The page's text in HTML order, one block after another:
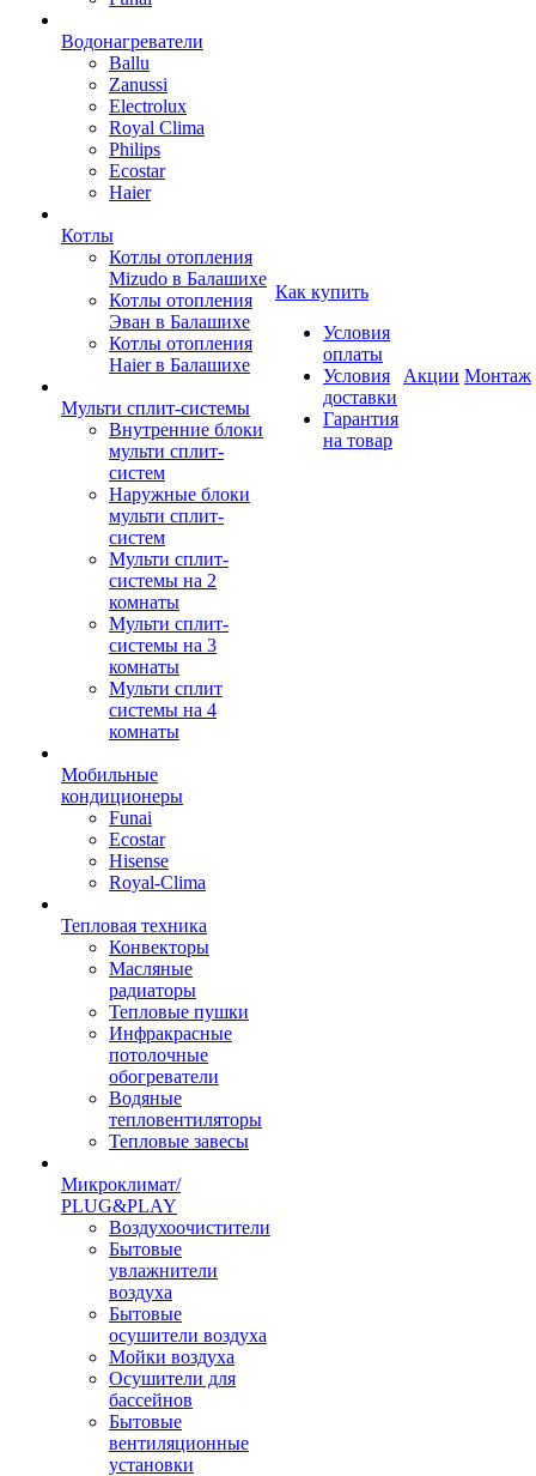
Водонагреватели
Ballu
Zanussi
Electrolux
Royal Clima
Philips
Ecostar
Haier
Котлы
Котлы отопления
Mizudo в Балашихе
Котлы отопления
Эван в Балашихе
Котлы отопления
Haier в Балашихе
Мульти сплит-системы
Внутренние блоки
мульти сплит-
систем
Наружные блоки
мульти сплит-
систем
Мульти сплит-
системы на 2
комнаты
Мульти сплит-
системы на 3
комнаты
Мульти сплит
системы на 4
комнаты
Мобильные
кондиционеры
Funai
Ecostar
Hisense
Royal-Clima
Тепловая техника
Конвекторы
Масляные
радиаторы
Тепловые пушки
Инфракрасные
потолочные
обогреватели
Водяные
тепловентиляторы
Тепловые завесы
Микроклимат/
PLUG&PLAY
Воздухоочистители
Бытовые
увлажнители
воздуха
Бытовые
осушители воздуха
Мойки воздуха
Осушители для
бассейнов
Бытовые
вентиляционные
установки
Как купить
Условия
оплаты
Условия
доставки
Гарантия
на товар
Акции Монтаж